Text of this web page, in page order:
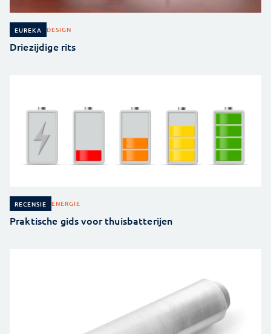
EUREKA DESIGN
Driezijdige rits
RECENSIE ENERGIE
Praktische gids voor thuisbatterijen